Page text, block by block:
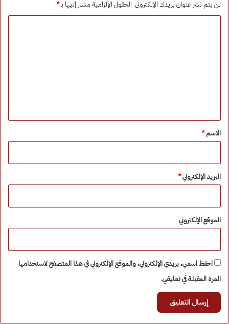
لن يتم نشر عنوان بريدك الإلكتروني. الحقول الإلزامية مشار إليها بـ*
*
الاسم*
البريد الإلكتروني*
الموقع الإلكتروني
احفظ اسمي، بريدي الإلكتروني، والموقع الإلكتروني في هذا المتصفح لاستخدامها
المرة المقبلة في تعليقي.